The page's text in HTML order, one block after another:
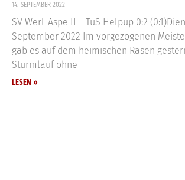
14. SEPTEMBER 2022
SV Werl-Aspe II – TuS Helpup 0:2
September 2022 Im vorgezogenen
gab es auf dem heimischen Rasen
Sturmlauf ohne
LESEN »